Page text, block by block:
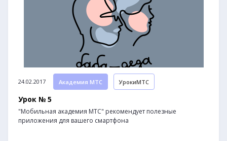
24.02.2017 Академия МТС УрокиМТС
Урок № 5
"Мобильная академия МТС" рекомендует полезные
приложения для вашего смартфона